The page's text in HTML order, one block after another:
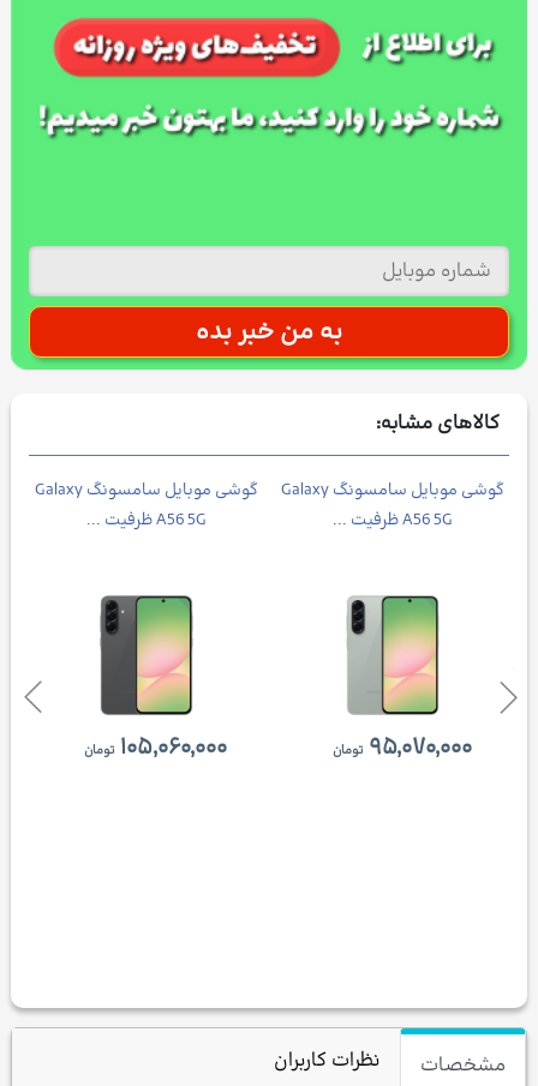
کالاهای مشابه:
گوشی موبايل سامسونگ Galaxy
A56 5G ظرفیت ...
۱۰۵,۰۶۰,۰۰۰ تومان
گوشی موبايل سامسونگ Galaxy
A56 5G ظرفیت ...
۹۵,۰۷۰,۰۰۰ تومان
مشخصات نظرات کاربران